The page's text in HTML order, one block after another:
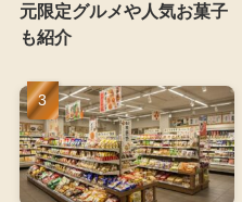
元限定グルメや人気お菓子
も紹介